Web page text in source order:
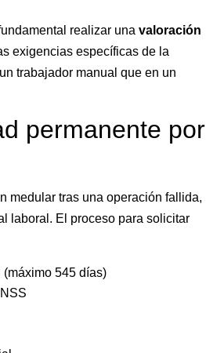
realizar unavaloración
exigencias específicas de la
trabajador manual que en un
permanente por
medular tras una operación fallida,
laboral. El proceso para solicitar
545 días)